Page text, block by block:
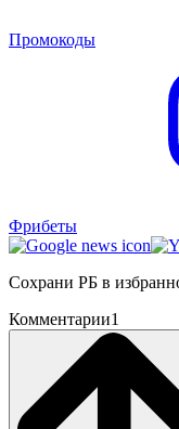
Промокоды
Фрибеты
Сохрани РБ в
Комментарии1